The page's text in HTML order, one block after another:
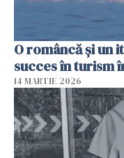
O româncă și un
succes în turism
14 MARTIE 2026